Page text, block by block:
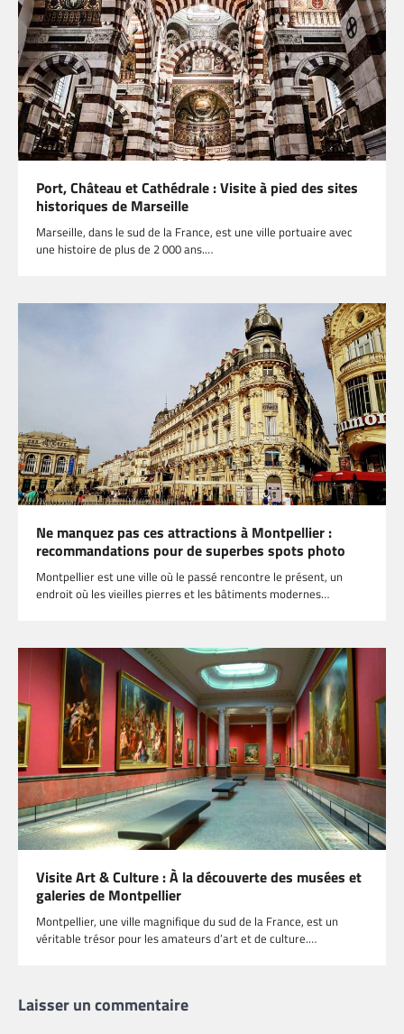
Port, Château et Cathédrale : Visite à pied des sites
historiques de Marseille
Marseille, dans le sud de la France, est une ville portuaire avec
une histoire de plus de 2 000 ans.…
Ne manquez pas ces attractions à Montpellier :
recommandations pour de superbes spots photo
Montpellier est une ville où le passé rencontre le présent, un
endroit où les vieilles pierres et les bâtiments modernes…
Visite Art & Culture : À la découverte des musées et
galeries de Montpellier
Montpellier, une ville magnifique du sud de la France, est un
véritable trésor pour les amateurs d’art et de culture.…
Laisser un commentaire